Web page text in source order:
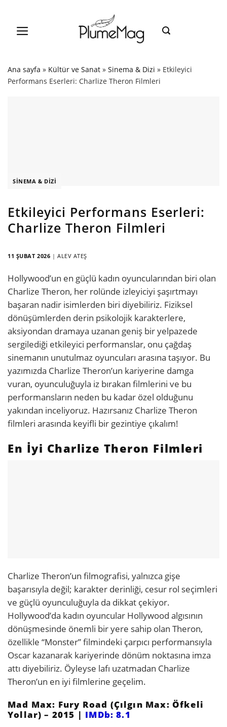
content
Ana sayfa » Kültür ve Sanat » Sinema & Dizi » Etkileyici
Performans Eserleri: Charlize Theron Filmleri
SINEMA & DIZI
Etkileyici Performans Eserleri:
Charlize Theron Filmleri
11 ŞUBAT 2026 | ALEV ATEŞ
Hollywood’un en güçlü kadın oyuncularından biri olan
Charlize Theron, her rolünde izleyiciyi şaşırtmayı
başaran nadir isimlerden biri diyebiliriz. Fiziksel
dönüşümlerden derin psikolojik karakterlere,
aksiyondan dramaya uzanan geniş bir yelpazede
sergilediği etkileyici performanslar, onu çağdaş
sinemanın unutulmaz oyuncuları arasına taşıyor. Bu
yazımızda Charlize Theron’un kariyerine damga
vuran, oyunculuğuyla iz bırakan filmlerini ve bu
performansların neden bu kadar özel olduğunu
yakından inceliyoruz. Hazırsanız Charlize Theron
filmleri arasında keyifli bir gezintiye çıkalım!
En İyi Charlize Theron Filmleri
Charlize Theron’un filmografisi, yalnızca gişe
başarısıyla değil; karakter derinliği, cesur rol seçimleri
ve güçlü oyunculuğuyla da dikkat çekiyor.
Hollywood’da kadın oyuncular Hollywood algısının
dönüşmesinde önemli bir yere sahip olan Theron,
özellikle “Monster” filmindeki çarpıcı performansıyla
Oscar kazanarak kariyerinde dönüm noktasına imza
attı diyebiliriz. Öyleyse lafı uzatmadan Charlize
Theron’un en iyi filmlerine geçelim.
Mad Max: Fury Road (Çılgın Max: Öfkeli
Yollar) – 2015 | IMDb: 8.1